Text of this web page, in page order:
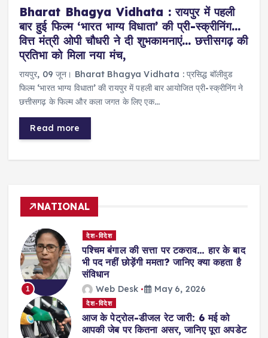
Bharat Bhagya Vidhata : रायपुर में पहली
बार हुई फिल्म ‘भारत भाग्य विधाता’ की प्री-स्क्रीनिंग…
वित्त मंत्री ओपी चौधरी ने दी शुभकामनाएं… छत्तीसगढ़ की
प्रतिभा को मिला नया मंच,
रायपुर, 09 जून। Bharat Bhagya Vidhata : प्रसिद्ध बॉलीवुड
फिल्म ‘भारत भाग्य विधाता’ की रायपुर में पहली बार आयोजित प्री-स्क्रीनिंग ने
छत्तीसगढ़ के फिल्म और कला जगत के लिए एक…
Read more
NATIONAL
1
देश-विदेश
पश्चिम बंगाल की सत्ता पर टकराव… हार के बाद
भी पद नहीं छोड़ेंगी ममता? जानिए क्या कहता है
संविधान
Web Desk May 6, 2026
देश-विदेश
आज के पेट्रोल-डीजल रेट जारी: 6 मई को
आपकी जेब पर कितना असर, जानिए पूरा अपडेट